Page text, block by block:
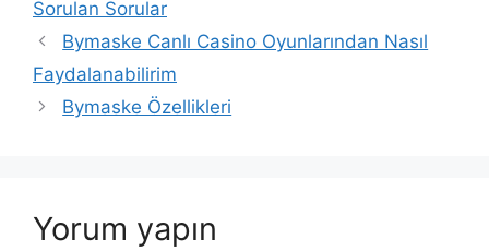
Sorulan Sorular
Yazı
dolaşımı
Bymaske Canlı Casino Oyunlarından Nasıl
Faydalanabilirim
Bymaske Özellikleri
Yorum yapın